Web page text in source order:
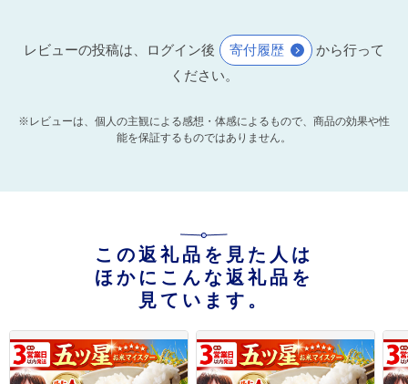
レビューの投稿は、ログイン後 寄付履歴
から行って
ください。
※レビューは、個人の主観による感想・体感によるもので、商品の効果や性
能を保証するものではありません。
この返礼品を見た人は
ほかにこんな返礼品を
見ています。